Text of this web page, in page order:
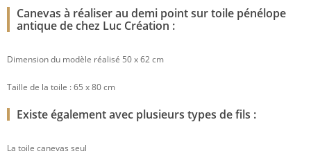
Canevas à réaliser au demi point sur toile pénélope
antique de chez Luc Création :
Dimension du modèle réalisé 50 x 62 cm
Taille de la toile : 65 x 80 cm
Existe également avec plusieurs types de fils :
La toile canevas seul